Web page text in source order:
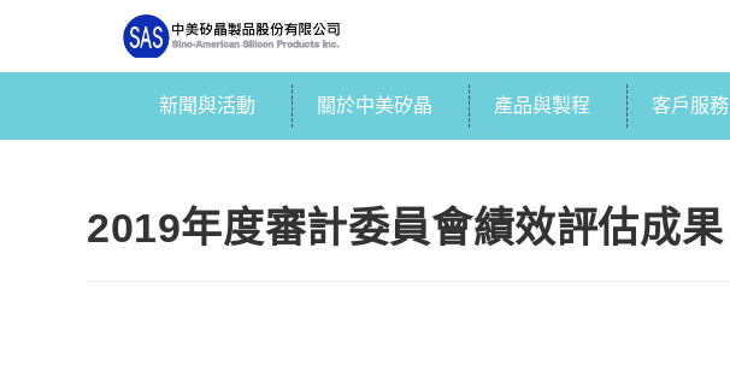
新聞與活動 關於中美矽晶 產品與製程 客戶服務
2019年度審計委員會績效評估成果